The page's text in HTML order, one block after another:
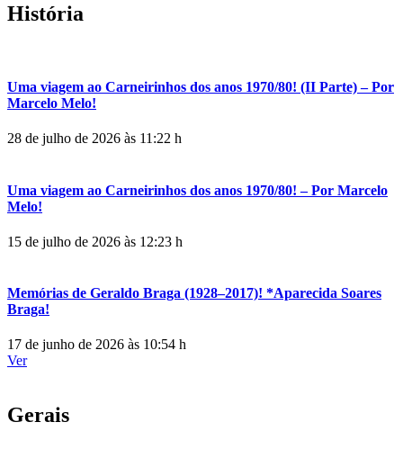
História
Uma viagem ao Carneirinhos dos anos 1970/80! (II Parte) – Por
Marcelo Melo!
28 de julho de 2026 às 11:22 h
Uma viagem ao Carneirinhos dos anos 1970/80! – Por Marcelo
Melo!
15 de julho de 2026 às 12:23 h
Memórias de Geraldo Braga (1928–2017)! *Aparecida Soares
Braga!
17 de junho de 2026 às 10:54 h
Ver
Gerais